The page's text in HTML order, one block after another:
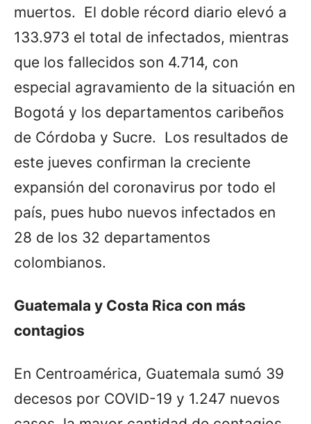
muertos. El doble récord diario elevó a
133.973 el total de infectados, mientras
que los fallecidos son 4.714, con
especial agravamiento de la situación en
Bogotá y los departamentos caribeños
de Córdoba y Sucre. Los resultados de
este jueves confirman la creciente
expansión del coronavirus por todo el
país, pues hubo nuevos infectados en
28 de los 32 departamentos
colombianos.
Guatemala y Costa Rica con más
contagios
En Centroamérica, Guatemala sumó 39
decesos por COVID-19 y 1.247 nuevos